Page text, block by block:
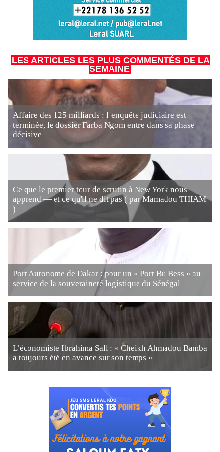
LES ARTICLES LES PLUS COMMENTÉS DE LA
SEMAINE
Affaire des 125 milliards : l’enquête judiciaire est
terminée, le dossier Farba Ngom entre dans sa phase
décisive
Ce que le premier tour de scrutin à New York nous
apprend — et ce qu'il ne dit pas ( par Mamadou THIAM
)
Port Autonome de Dakar : pour un « Port Bu Bess » au
service de la souveraineté logistique du Sénégal
L’économiste Ibrahima Sall : « Cheikh Ahmadou Bamba
a toujours été en avance sur son temps »